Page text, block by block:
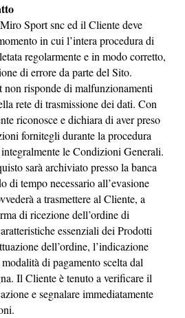
Sport snc ed il Cliente deve
in cui l’intera procedura di
regolarmente e in modo corretto,
di errore da parte del Sito.
risponde di malfunzionamenti
rete di trasmissione dei dati. Con
riconosce e dichiara di aver preso
fornitegli durante la procedura
le Condizioni Generali.
sarà archiviato presso la banca
di tempo necessario all’evasione
a trasmettere al Cliente, a
di ricezione dell’ordine di
essenziali dei Prodotti
dell’ordine, l’indicazione
di pagamento scelta dal
Il Cliente è tenuto a verificare il
e segnalare immediatamente